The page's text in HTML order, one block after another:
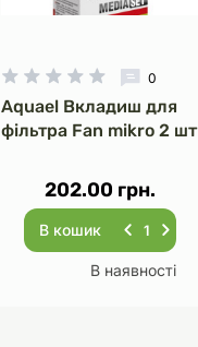
0
Aquael Вкладиш для
фільтра Fan mikro 2 шт
202.00 грн.
В кошик
В наявності